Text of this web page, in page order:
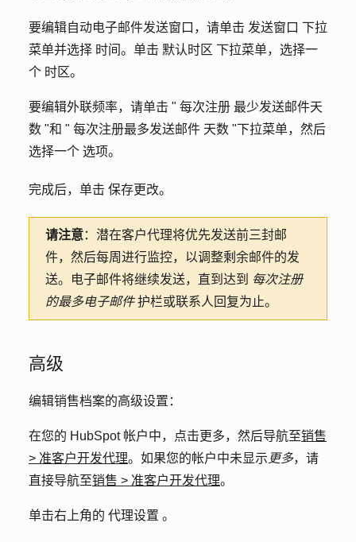
要编辑自动电子邮件发送窗口，请单击 发送窗口 下拉
菜单并选择 时间。单击 默认时区 下拉菜单，选择一
个 时区。
要编辑外联频率，请单击 " 每次注册 最少发送邮件天
数 "和 " 每次注册最多发送邮件 天数 "下拉菜单，然后
选择一个 选项。
完成后，单击 保存更改。
请注意：潜在客户代理将优先发送前三封邮
件，然后每周进行监控，以调整剩余邮件的发
送。电子邮件将继续发送，直到达到 每次注册
的最多电子邮件护栏或联系人回复为止。
高级
编辑销售档案的高级设置：
在您的 HubSpot 帐户中，点击更多，然后导航至销售
> 准客户开发代理。如果您的帐户中未显示 更多，请
直接导航至销售 > 准客户开发代理。
单击右上角的 代理设置 。